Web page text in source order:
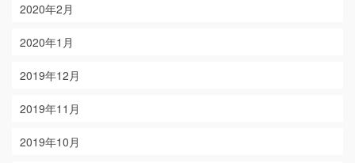
2020年2月
2020年1月
2019年12月
2019年11月
2019年10月